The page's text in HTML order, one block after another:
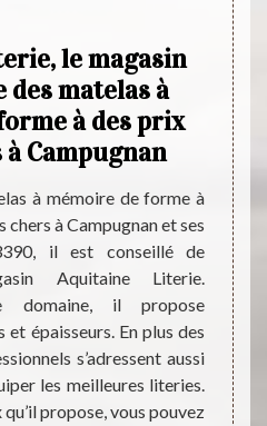
le magasin
des matelas à
à des prix
Campugnan
à mémoire de forme à
chers à Campugnan et ses
il est conseillé de
Aquitaine Literie.
domaine, il propose
épaisseurs. En plus des
s’adressent aussi
les meilleures literies.
propose, vous pouvez
Pour
fois